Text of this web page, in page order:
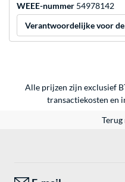
WEEE-nummer 54978142
Verantwoordelijke voor de
Alle prijzen zijn exclusief
transactiekosten en
Terug